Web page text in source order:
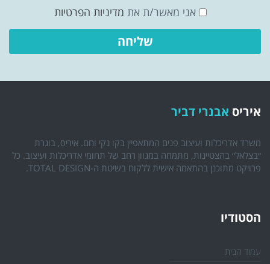
אני מאשר/ת את מדיניות הפרטיות
איריס אבנרי דביר
משרד אדריכלות ועיצוב פנים המתאפיין בקו נקי וחם. איריס, בוגרת
״בצלאל״ בהצטיינות, מתמחה במגוון רחב של תחומי אדריכלות ועיצוב. כל
פרויקט מתוכנן בהתאמה אישית ללקוח בשיטת ה-TOTAL DESIGN.
הסטודיו
עמוד הבית